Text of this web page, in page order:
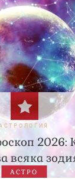
2026:
всяка
АСТРО